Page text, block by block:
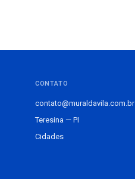
CONTATO
contato@muraldavila.com.br
Teresina — PI
Cidades